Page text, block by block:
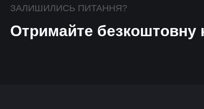
ЗАЛИШИЛИСЬ ПИТАННЯ?
Отримайте безкоштовну